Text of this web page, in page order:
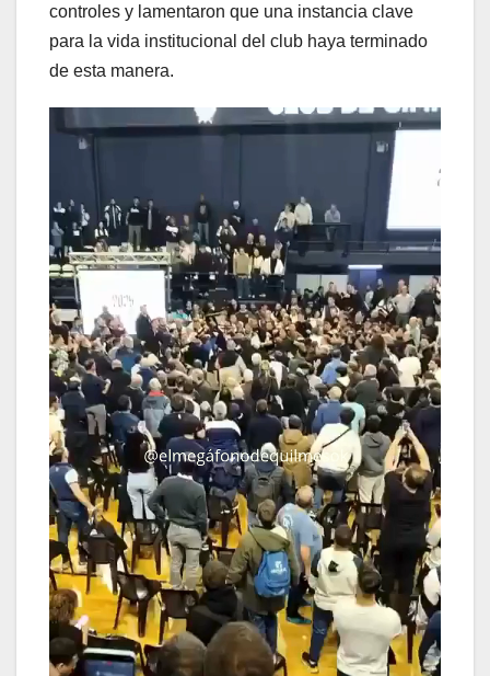
controles y lamentaron que una instancia clave
para la vida institucional del club haya terminado
de esta manera.